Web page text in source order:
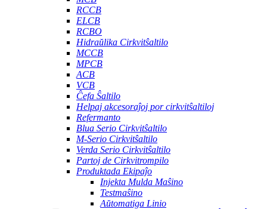
RCCB
ELCB
RCBO
Hidraŭlika Cirkvitŝaltilo
MCCB
MPCB
ACB
VCB
Ĉefa Ŝaltilo
Helpaj akcesoraĵoj por cirkvitŝaltiloj
Refermanto
Blua Serio Cirkvitŝaltilo
M-Serio Cirkvitŝaltilo
Verda Serio Cirkvitŝaltilo
Partoj de Cirkvitrompilo
Produktada Ekipaĵo
Injekta Mulda Maŝino
Testmaŝino
Aŭtomatiga Linio